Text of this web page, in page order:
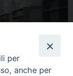
per
anche per